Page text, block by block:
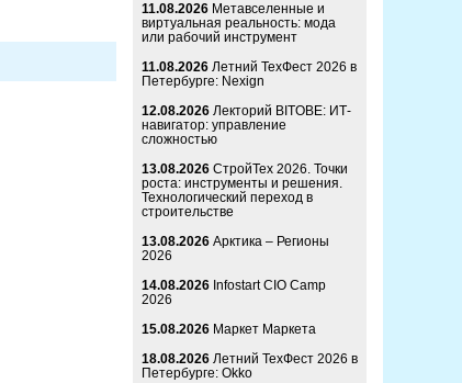
11.08.2026 Метавселенные и
виртуальная реальность: мода
или рабочий инструмент
11.08.2026 Летний ТехФест 2026 в
Петербурге: Nexign
12.08.2026 Лекторий BITOBE: ИТ-
навигатор: управление
сложностью
13.08.2026 СтройТех 2026. Точки
роста: инструменты и решения.
Технологический переход в
строительстве
13.08.2026 Арктика – Регионы
2026
14.08.2026 Infostart CIO Camp
2026
15.08.2026 Маркет Маркета
18.08.2026 Летний ТехФест 2026 в
Петербурге: Okko